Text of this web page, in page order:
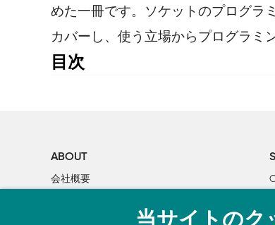
めた一冊です。ソケットのプログラ
カバーし、使う立場からプログラミ
目次
                1.2.2　クライアント/サーバ
        1.3　プログラミング・インタフェース
        1.4　気くばりのすすめ
ABOUT
会社概要
当サイトのク